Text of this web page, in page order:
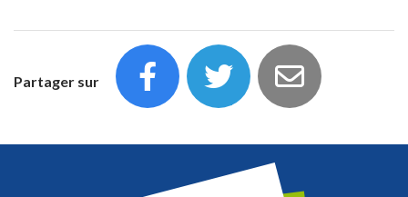
Partager sur